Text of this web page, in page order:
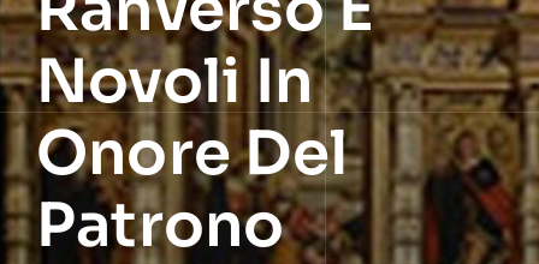
Novoli In
Onore Del
Patrono